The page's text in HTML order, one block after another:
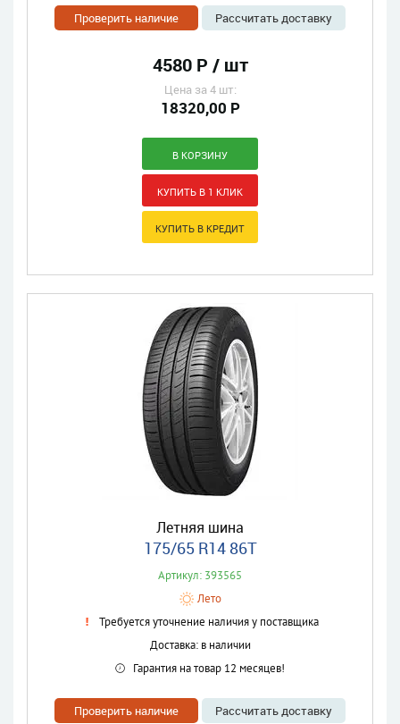
Проверить наличие Рассчитать доставку
4580 Р / шт
Цена за 4 шт:
18320,00 Р
Летняя шина
175/65 R14 86T
Артикул: 393565
Лето
Требуется уточнение наличия у поставщика
Доставка: в наличии
Гарантия на товар 12 месяцев!
Проверить наличие Рассчитать доставку